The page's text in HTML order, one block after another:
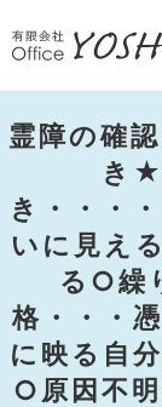
霊障の確
き★
き・・・
いに見え
る○繰
格・・・
に映る自
○原因不